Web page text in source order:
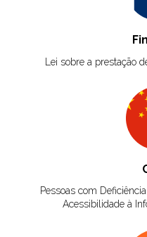
Lei sobre a prestação
Pessoas com
Acessibilidade à